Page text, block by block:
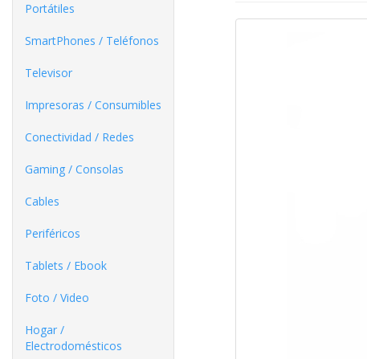
Portátiles
SmartPhones / Teléfonos
Televisor
Impresoras / Consumibles
Conectividad / Redes
Gaming / Consolas
Cables
Periféricos
Tablets / Ebook
Foto / Video
Hogar /
Electrodomésticos